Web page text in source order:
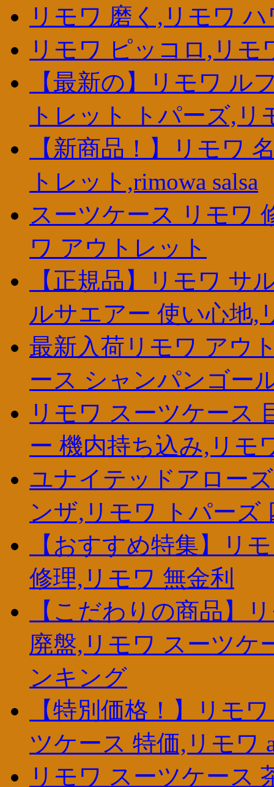
リモワ 磨く,リモワ
リモワ ピッコロ,リモ
【最新の】リモワ ル
トレット トパーズ,
【新商品！】リモワ
トレット,rimowa salsa
スーツケース リモワ
ワ アウトレット
【正規品】リモワ サ
ルサエアー 使い心地,
最新入荷リモワ アウ
ース シャンパンゴー
リモワ スーツケース
ー 機内持ち込み,リモ
ユナイテッドアロー
ンザ,リモワ トパーズ
【おすすめ特集】リ
修理,リモワ 無金利
【こだわりの商品】
廃盤,リモワ スーツケ
ンキング
【特別価格！】リモ
ツケース 特価,リモワ
リモワ スーツケース